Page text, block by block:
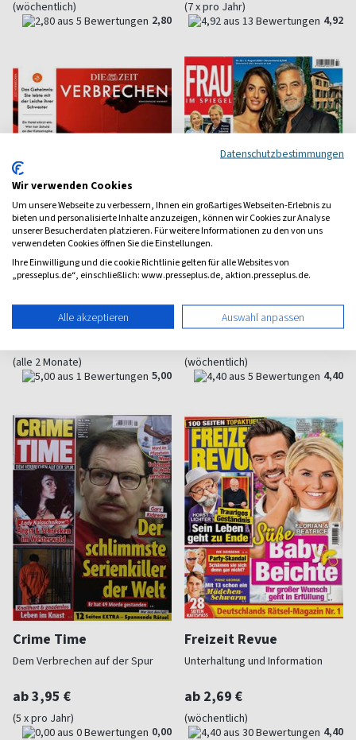
(wöchentlich)
2,80
(7 x pro Jahr)
4,92
Zeit Verbrechen
Echte Kriminalfälle aus
Deutschland
(alle 2 Monate)
5,00
Frau im Spiegel
Was Frauen interessiert
(wöchentlich)
4,40
Crime Time
Dem Verbrechen auf der Spur
ab 3,95 €
(5 x pro Jahr)
0,00
Freizeit Revue
Unterhaltung und Information
ab 2,69 €
(wöchentlich)
4,40
Datenschutzbestimmungen
Wir verwenden Cookies
Um unsere Webseite zu verbessern, Ihnen ein großartiges Webseiten-Erlebnis zu
bieten und personalisierte Inhalte anzuzeigen, können wir Cookies zur Analyse
unserer Besucherdaten platzieren. Für weitere Informationen zu den von uns
verwendeten Cookies öffnen Sie die Einstellungen.
Ihre Einwilligung und die cookie Richtlinie gelten für alle Websites von
„presseplus.de“, einschließlich: www.presseplus.de, aktion.presseplus.de.
Alle akzeptieren Auswahl anpassen